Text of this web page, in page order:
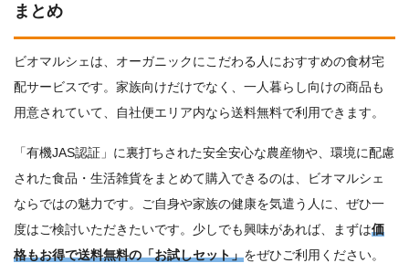
まとめ
ビオマルシェは、オーガニックにこだわる人におすすめの食材宅
配サービスです。家族向けだけでなく、一人暮らし向けの商品も
用意されていて、自社便エリア内なら送料無料で利用できます。
「有機JAS認証」に裏打ちされた安全安心な農産物や、環境に配慮
された食品・生活雑貨をまとめて購入できるのは、ビオマルシェ
ならではの魅力です。ご自身や家族の健康を気遣う人に、ぜひ一
度はご検討いただきたいです。少しでも興味があれば、まずは価
格もお得で送料無料の「お試しセット」をぜひご利用ください。